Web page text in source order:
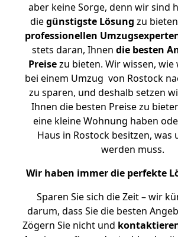
aber keine Sorge, denn wir sind
diegünstigste Lösung zu
professionellen
stets daran, Ihnen die besten
Preisezu bieten. Wir wissen, wie
bei einem Umzug von Rostock
zu sparen, und deshalb setzen
Ihnen die besten Preise zu
eine kleine Wohnung haben
Haus in Rostock besitzen, was
werden muss.
Wir haben immer die perfekte
Sparen Sie sich die Zeit – wir
darum, dass Sie die besten
Zögern Sie nicht und